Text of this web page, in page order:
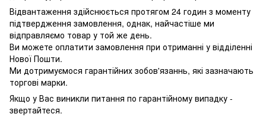
Відвантаження здійснюється протягом 24 годин з моменту
підтвердження замовлення, однак, найчастіше ми
відправляємо товар у той же день.
Ви можете оплатити замовлення при отриманні у відділенні
Нової Пошти.
Ми дотримуємося гарантійних зобов'язаннь, які зазначають
торгові марки.
Якщо у Вас виникли питання по гарантійному випадку -
звертайтеся.